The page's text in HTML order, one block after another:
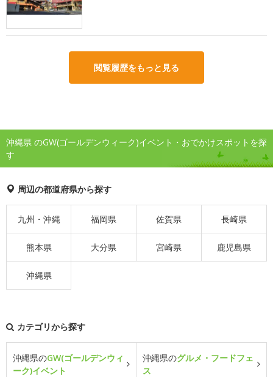
閲覧履歴をもっと見る
沖縄県 のGW(ゴールデンウィーク)イベント・おでかけスポットを探
す
周辺の都道府県から探す
九州・沖縄 福岡県 佐賀県 長崎県
熊本県 大分県 宮崎県 鹿児島県
沖縄県
カテゴリから探す
沖縄県のGW(ゴールデンウィ
ーク)イベント
沖縄県のグルメ・フードフェ
ス